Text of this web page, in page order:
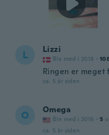
L Lizzi
Ble med i 2018 ·
Ringen er
ca. 5 år siden
O Omega
Ble med i 2016 · 5
ca. 5 år siden